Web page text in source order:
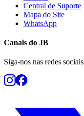
Central de Suporte
Mapa do Site
WhatsApp
Canais do JB
Siga-nos nas redes sociais